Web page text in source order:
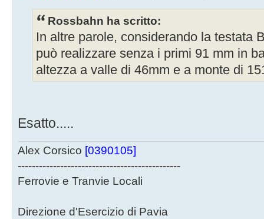
Rossbahn ha scritto:
In altre parole, considerando la testata
può realizzare senza i primi 91 mm in
altezza a valle di 46mm e a monte di
Esatto.....
Alex Corsico [0390105]
----------------------------------------------
Ferrovie e Tranvie Locali
Direzione d'Esercizio di Pavia